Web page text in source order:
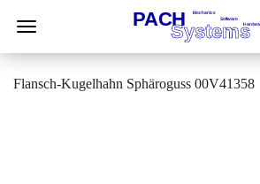
Flansch-Kugelhahn Sphäroguss 00V41358